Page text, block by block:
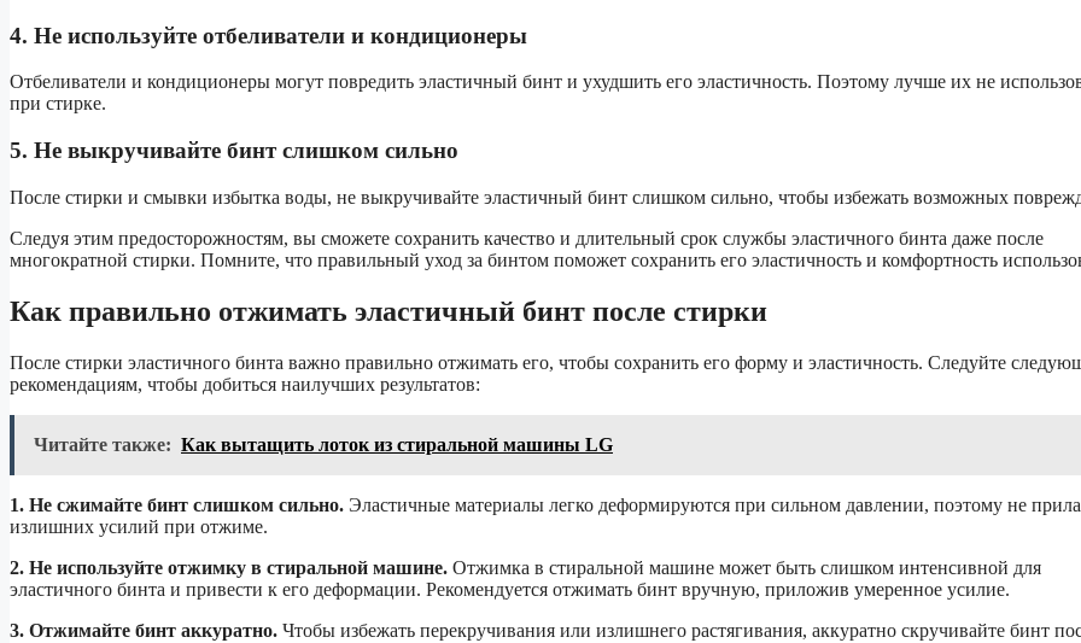
4. Не используйте отбеливатели и кондиционеры
Отбеливатели и кондиционеры могут повредить эластичный бинт и ухудшить его эластичность. Поэтому лучше их не
при стирке.
5. Не выкручивайте бинт слишком сильно
После стирки и смывки избытка воды, не выкручивайте эластичный бинт слишком сильно, чтобы избежать возможных
Следуя этим предосторожностям, вы сможете сохранить качество и длительный срок службы эластичного бинта даже после
многократной стирки. Помните, что правильный уход за бинтом поможет сохранить его эластичность и комфортность
Как правильно отжимать эластичный бинт после стирки
После стирки эластичного бинта важно правильно отжимать его, чтобы сохранить его форму и эластичность. Следуйте
рекомендациям, чтобы добиться наилучших результатов:
Читайте также: Как вытащить лоток из стиральной машины LG
1. Не сжимайте бинт слишком сильно. Эластичные материалы легко деформируются при сильном давлении, поэтому не
излишних усилий при отжиме.
2. Не используйте отжимку в стиральной машине. Отжимка в стиральной машине может быть слишком интенсивной для
эластичного бинта и привести к его деформации. Рекомендуется отжимать бинт вручную, приложив умеренное усилие.
3. Отжимайте бинт аккуратно. Чтобы избежать перекручивания или излишнего растягивания, аккуратно скручивайте бинт